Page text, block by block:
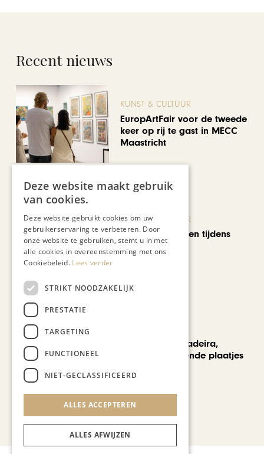
Recent nieuws
KUNST & CULTUUR
EuropArtFair voor de tweede
keer op rij te gast in MECC
Maastricht
KUNST & CULTUUR
Wereldse beelden tijdens
Cultura Nova
Een week op Madeira,
voorbij de bekende plaatjes
Bekijk alle artikelen
Deze website maakt gebruik
van cookies.
Deze website gebruikt cookies om uw
gebruikerservaring te verbeteren. Door
onze website te gebruiken, stemt u in met
alle cookies in overeenstemming met ons
Cookiebeleid. Lees verder
STRIKT NOODZAKELIJK
PRESTATIE
TARGETING
FUNCTIONEEL
NIET-GECLASSIFICEERD
ALLES ACCEPTEREN
ALLES AFWIJZEN